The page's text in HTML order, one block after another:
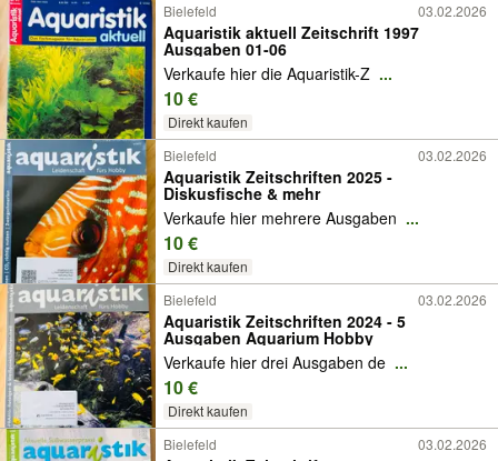
Bielefeld
03.02.2026
Aquaristik aktuell Zeitschrift 1997
Ausgaben 01-06
Verkaufe hier die Aquaristik-Z ...
10 €
Direkt kaufen
Bielefeld
03.02.2026
Aquaristik Zeitschriften 2025 -
Diskusfische & mehr
Verkaufe hier mehrere Ausgaben ...
10 €
Direkt kaufen
Bielefeld
03.02.2026
Aquaristik Zeitschriften 2024 - 5
Ausgaben Aquarium Hobby
Verkaufe hier drei Ausgaben de ...
10 €
Direkt kaufen
Bielefeld
03.02.2026